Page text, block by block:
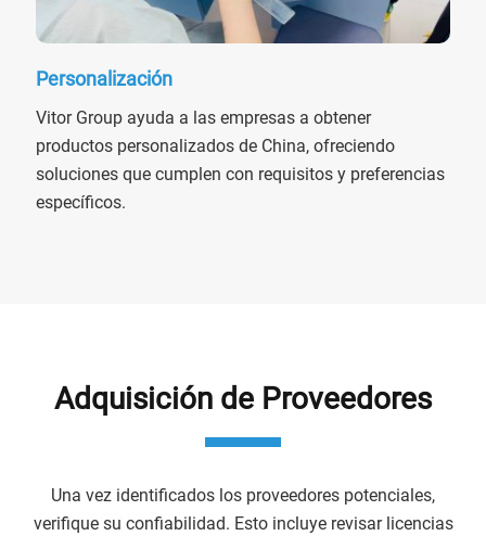
Personalización
Vitor Group ayuda a las empresas a obtener
productos personalizados de China, ofreciendo
soluciones que cumplen con requisitos y preferencias
específicos.
Adquisición de Proveedores
Una vez identificados los proveedores potenciales,
verifique su confiabilidad. Esto incluye revisar licencias